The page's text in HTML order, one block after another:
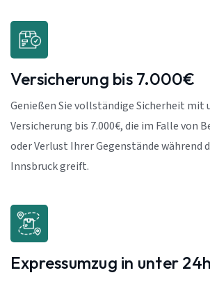
Versicherung bis 7.000€
Genießen Sie vollständige Sicherheit mit
Versicherung bis 7.000€, die im Falle von
oder Verlust Ihrer Gegenstände während
Innsbruck greift.
Expressumzug in unter 24h